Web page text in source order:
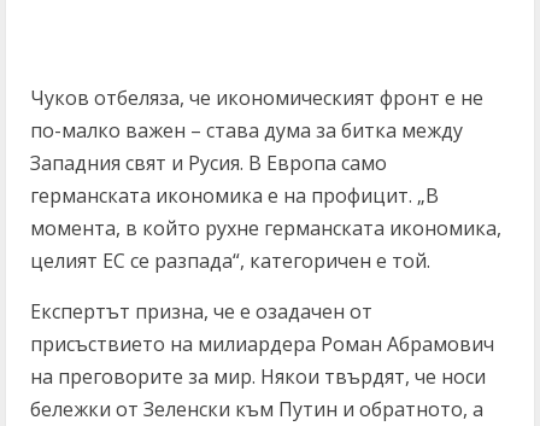
Чуков отбеляза, че икономическият фронт е не
по-малко важен – става дума за битка между
Западния свят и Русия. В Европа само
германската икономика е на профицит. „В
момента, в който рухне германската икономика,
целият ЕС се разпада“, категоричен е той.
Експертът призна, че е озадачен от
присъствието на милиардера Роман Абрамович
на преговорите за мир. Някои твърдят, че носи
бележки от Зеленски към Путин и обратното, а